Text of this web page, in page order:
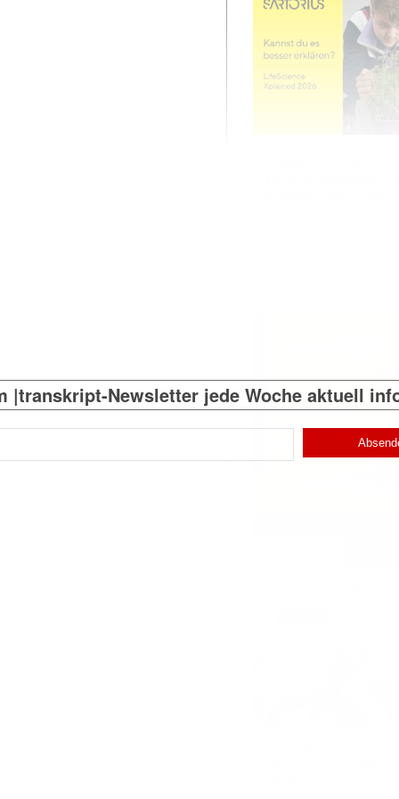
|transkript-Newsletter jede Woche aktuell